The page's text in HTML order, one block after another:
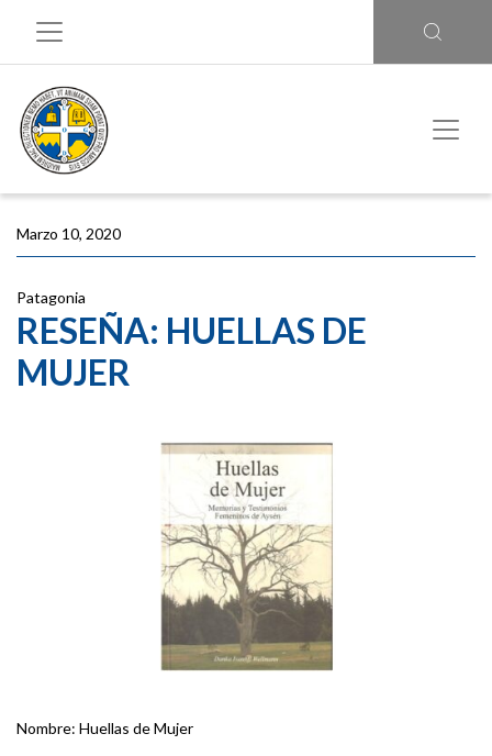
Marzo 10, 2020
Patagonia
RESEÑA: HUELLAS DE
MUJER
Nombre: Huellas de Mujer